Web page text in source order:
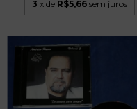
3 x de R$5,66 sem juros